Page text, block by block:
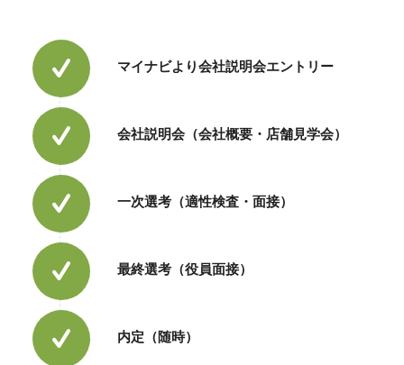
マイナビより会社説明会エントリー
会社説明会（会社概要・店舗見学会）
一次選考（適性検査・面接）
最終選考（役員面接）
内定（随時）